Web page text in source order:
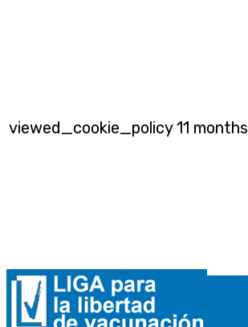
viewed_cookie_policy11 months
Funcional
Funcional